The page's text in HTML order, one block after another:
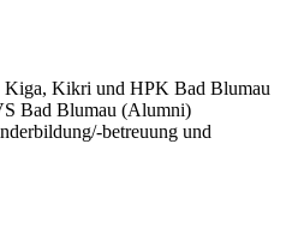
Kiga, Kikri und HPK Bad Blumau
Bad Blumau (Alumni)
betreuung und